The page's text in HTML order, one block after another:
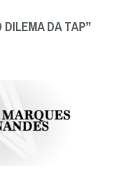
DA TAP”